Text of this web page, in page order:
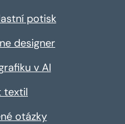
potisk
designer
v AI
textil
otázky